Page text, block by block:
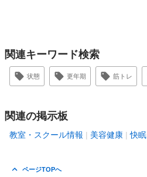
関連キーワード検索
状態 更年期 筋トレ
関連の掲示板
教室・スクール情報 美容健康 快眠
ページTOPへ